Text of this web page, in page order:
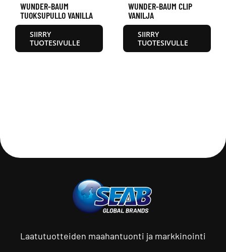
WUNDER-BAUM
TUOKSUPULLO VANILLA
SIIRRY
TUOTESIVULLE
WUNDER-BAUM CLIP
VANILJA
SIIRRY
TUOTESIVULLE
Laatutuotteiden maahantuonti ja markkinointi